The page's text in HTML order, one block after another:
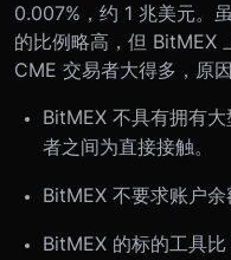
0.007%，约 1 兆美元。
的比例略高，但 BitMEX
CME 交易者大得多，原
BitMEX 不具有拥有
者之间为直接接触。
BitMEX 不要求账户余
BitMEX 的标的工具